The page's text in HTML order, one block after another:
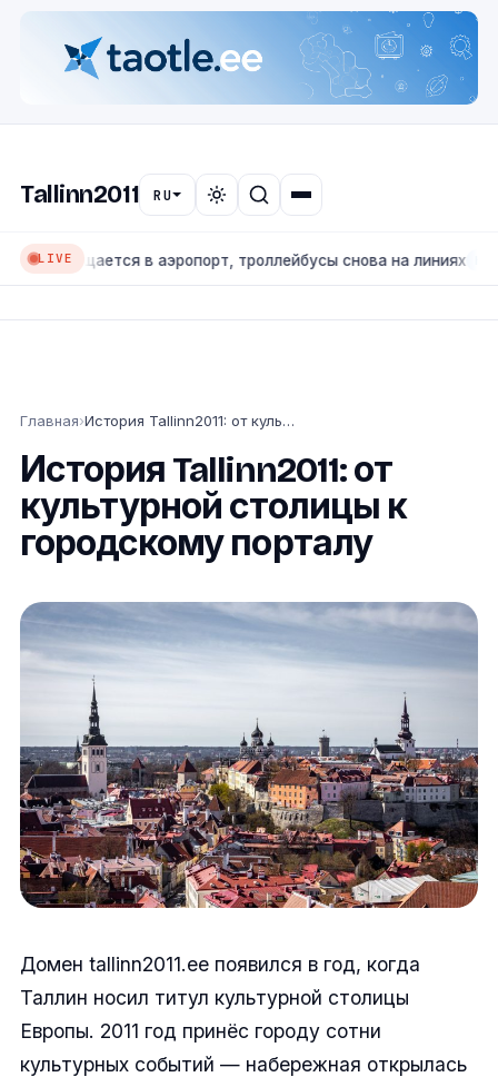
Tallinn2011 RU
LIVE в аэропорт, троллейбусы снова на линиях КУЛЬТУРА
Главная› История Tallinn2011: от культурной столицы к городскому порталу
История Tallinn2011: от
культурной столицы к
городскому порталу
Домен tallinn2011.ee появился в год, когда
Таллин носил титул культурной столицы
Европы. 2011 год принёс городу сотни
культурных событий — набережная открылась